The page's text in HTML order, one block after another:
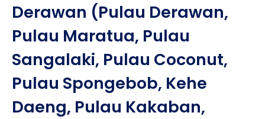
Derawan (Pulau Derawan,
Pulau Maratua, Pulau
Sangalaki, Pulau Coconut,
Pulau Spongebob, Kehe
Daeng, Pulau Kakaban,